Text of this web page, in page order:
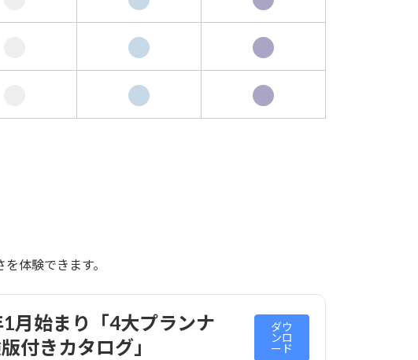
● ●
● ●
体験できます。
月始まり「4大プランナ
付きカタログ」
ダウ
ンロ
ード